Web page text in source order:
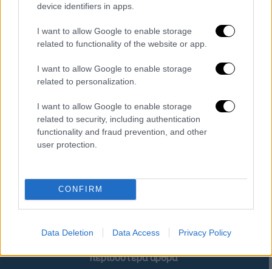
device identifiers in apps.
I want to allow Google to enable storage
related to functionality of the website or app.
I want to allow Google to enable storage
related to personalization.
I want to allow Google to enable storage
related to security, including authentication
functionality and fraud prevention, and other
user protection.
CONFIRM
Data Deletion Data Access Privacy Policy
Φιλοζωία|28.07.2026 19:23
Δεν πληρώνεις ούτε ευρώ, σώζεις μια
ζωή: Πώς η προσωρινή φιλοξενία
Η προσωρινή φιλοξενία (fostering) αποτελεί
το σημαντικότερο βήμα στην αλυσίδα της
διάσωσης
περισσότερα άρθρα